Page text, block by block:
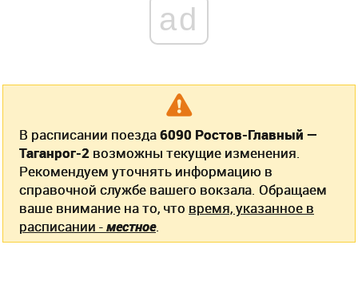
ad
В расписании поезда6090 Ростов-Главный —
Таганрог-2 возможны текущие изменения.
Рекомендуем уточнять информацию в
справочной службе вашего вокзала. Обращаем
ваше внимание на то, что время, указанное в
расписании -местное.